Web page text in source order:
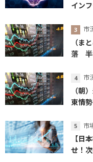
イン
市
（ま
落 半
市
（朝
東情
市
【日
せ！